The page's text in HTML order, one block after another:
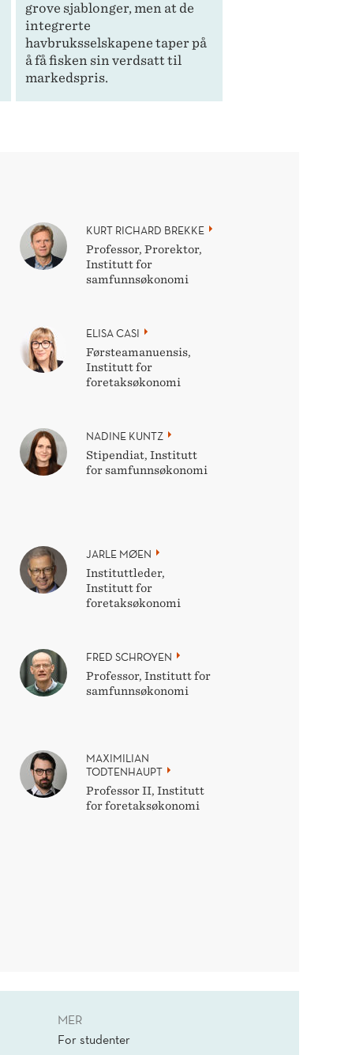
grove sjablonger, men at de
integrerte
havbruksselskapene taper på
å få fisken sin verdsatt til
markedspris.
KURT RICHARD BREKKE
Professor, Prorektor,
Institutt for
samfunnsøkonomi
ELISA CASI
Førsteamanuensis,
Institutt for
foretaksøkonomi
NADINE KUNTZ
Stipendiat, Institutt
for samfunnsøkonomi
JARLE MØEN
Instituttleder,
Institutt for
foretaksøkonomi
FRED SCHROYEN
Professor, Institutt for
samfunnsøkonomi
MAXIMILIAN
TODTENHAUPT
Professor II, Institutt
for foretaksøkonomi
MER
For studenter